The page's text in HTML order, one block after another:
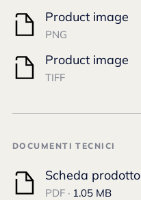
Product image
PNG
Product image
TIFF
DOCUMENTI TECNICI
Scheda prodotto
PDF · 1.05 MB